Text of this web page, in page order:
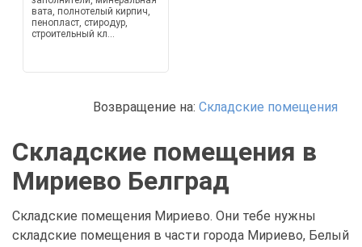
вата, полнотелый кирпич,
пенопласт, стиродур,
строительный кл...
Возвращение на: Складские помещения
Складские помещения в
Мириево Белград
Складские помещения Мириево. Они тебе нужны
складские помещения в части города Мириево, Белый